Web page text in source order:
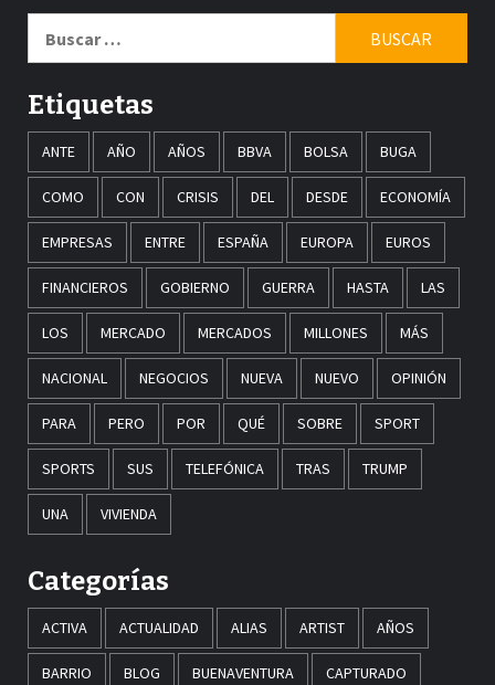
Etiquetas
ANTE AÑO AÑOS BBVA BOLSA BUGA
COMO CON CRISIS DEL DESDE ECONOMÍA
EMPRESAS ENTRE ESPAÑA EUROPA EUROS
FINANCIEROS GOBIERNO GUERRA HASTA LAS
LOS MERCADO MERCADOS MILLONES MÁS
NACIONAL NEGOCIOS NUEVA NUEVO OPINIÓN
PARA PERO POR QUÉ SOBRE SPORT
SPORTS SUS TELEFÓNICA TRAS TRUMP
UNA VIVIENDA
Categorías
ACTIVA ACTUALIDAD ALIAS ARTIST AÑOS
BARRIO BLOG BUENAVENTURA CAPTURADO